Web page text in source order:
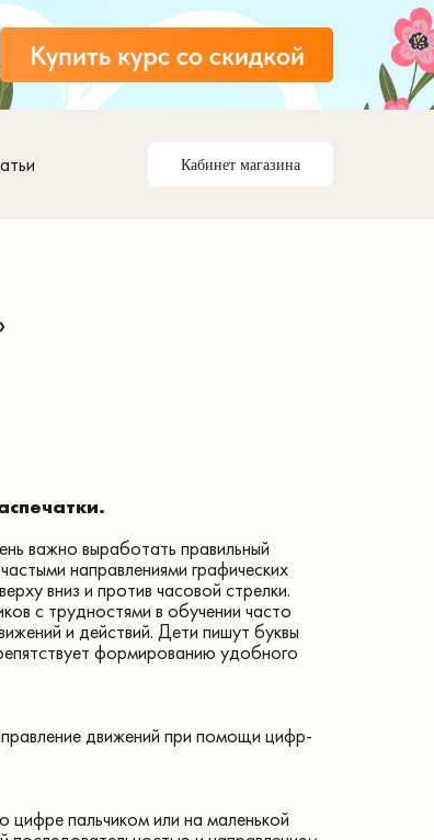
Купить курс со скидкой
Кабинет магазина
важно выработать правильный
направлениями графических
вниз и против часовой стрелки.
с трудностями в обучении часто
и действий. Дети пишут буквы
формированию удобного
движений при помощи цифр-
пальчиком или на маленькой